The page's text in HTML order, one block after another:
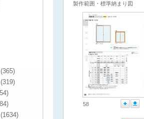
製作範囲・標準納まり図
58